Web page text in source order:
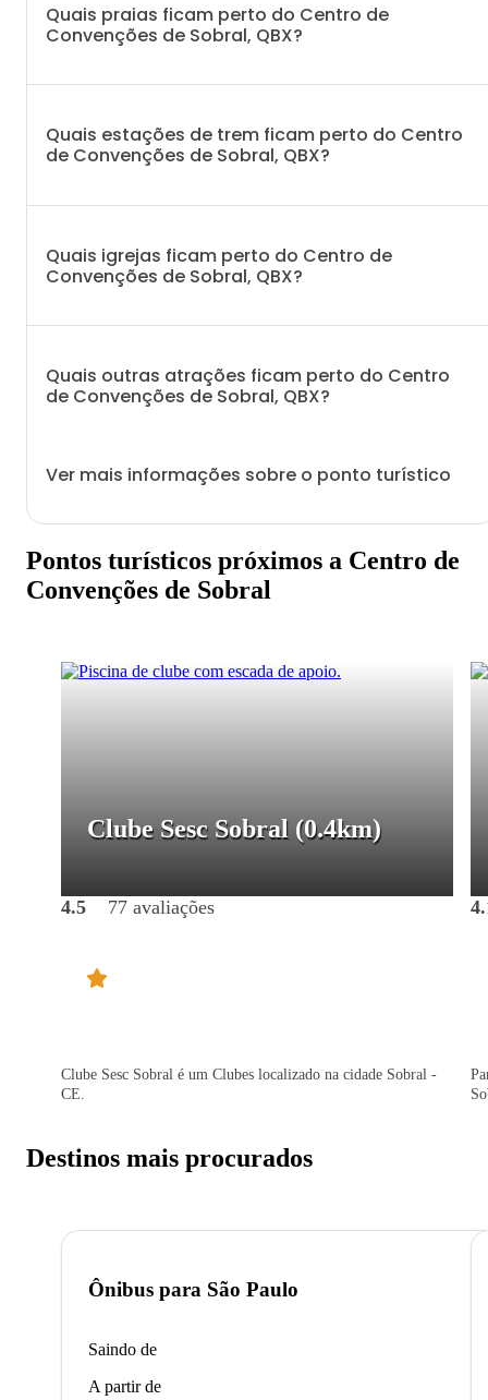
Quais praias ficam perto do Centro de
Convenções de Sobral, QBX?
Quais estações de trem ficam perto do Centro
de Convenções de Sobral, QBX?
Quais igrejas ficam perto do Centro de
Convenções de Sobral, QBX?
Quais outras atrações ficam perto do Centro
de Convenções de Sobral, QBX?
Ver mais informações sobre o ponto turístico
Pontos turísticos próximos a Centro de
Convenções de Sobral
Clube Sesc Sobral (0.4km)
4.5 77 avaliações
Clube Sesc Sobral é um Clubes localizado na cidade Sobral -
CE.
Destinos mais procurados
Ônibus para São Paulo
Saindo de
A partir de